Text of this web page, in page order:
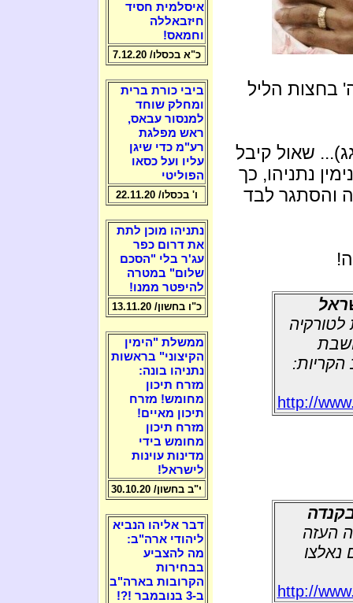
בחצות הליל
שאול קיבל
נתניהו, כך
והסתגר לבד
ק"מ דרומית לטורקיה
הקריות:
http://
העזה
נאלצו
http://
איסלמית חסיד
חיזבאללה
וחמאס!
כ"א בכסלו/ 7.12.20
ביבי כורת ברית
ומחלק שוחד
למנסור עבאס,
ראש מפלגת
רע"מ כדי שיגן
עליו ועל כסאו
הפוליטי
ו' בכסלו/ 22.11.20
נתניהו מוכן לתת
את דרום כפר
עג'ר בלי "הסכם
שלום" במטרה
להיפטר ממנו!
כ"ו בחשון/ 13.11.20
ממשלת "הימין
הקיצוני" בראשות
נתניהו בונה:
מזרח תיכון
מחומש! מזרח
תיכון מאיים!
מזרח תיכון
מחומש בידי
מדינות עוינות
לישראל!
י"ב בחשון/ 30.10.20
דבר אליהו הנביא
ליהודי ארה"ב:
מה להצביע
בבחירות
הקרובות בארה"ב
ב-3 בנובמבר !?!